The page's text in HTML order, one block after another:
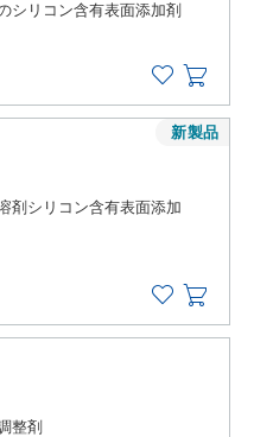
シリコン含有表面添加剤
剤シリコン含有表面添加
新製品
整剤